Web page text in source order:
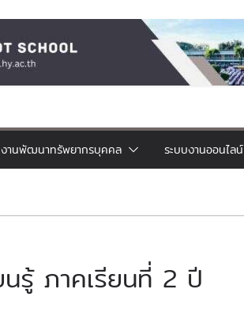
งานพัฒนาทรัพยากรบุคคล ระบบงานออนไลน์
นรู้ ภาคเรียนที่ 2 ปี